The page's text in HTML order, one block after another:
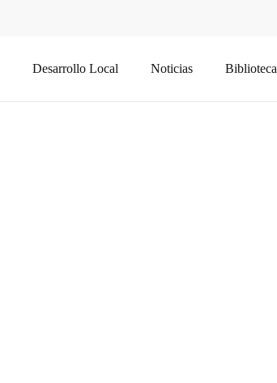
Desarrollo Local Noticias Biblioteca